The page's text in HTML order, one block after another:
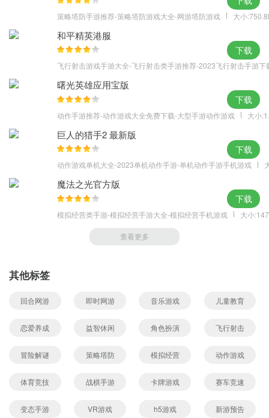
策略塔防手游推荐-策略塔防游戏大全-网游塔防游戏 大小
和平精英港服
飞行射击游戏手游大全-飞行射击类手游推荐-2023飞行射击手游下
下载
曙光英雄应用宝版
动作手游推荐-动作游戏大全免费下载-大型手游动作游戏 大小
下载
巨人的猎手2 最新版
动作游戏单机大全-2023单机动作手游-单机动作手游手机游戏
下载
魔法之光官方版
模拟经营类手游-模拟经营手游大全-模拟经营手机游戏 大小
下载
查看更多
其他标签
回合网游 即时网游 音乐游戏 儿童教育
恋爱养成 益智休闲 角色扮演 飞行射击
冒险解谜 策略塔防 模拟经营 动作游戏
体育竞技 战棋手游 卡牌游戏 赛车竞速
变态手游 VR游戏 h5游戏 新游预告